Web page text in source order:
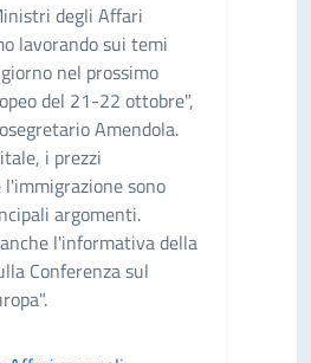
degli Affari
lavorando sui temi
nel prossimo
del 21-22 ottobre",
Amendola.
i prezzi
sono
argomenti.
l'informativa della
Conferenza sul